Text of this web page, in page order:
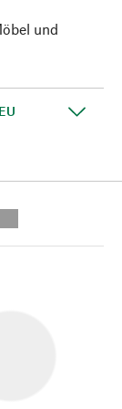
und